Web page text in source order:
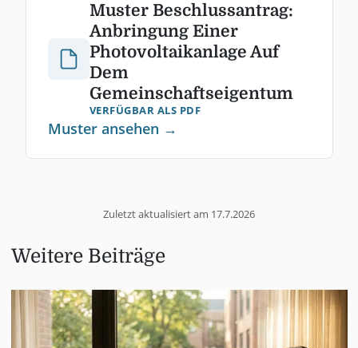
Muster Beschlussantrag:
Anbringung Einer
Photovoltaikanlage Auf
Dem
Gemeinschaftseigentum
VERFÜGBAR ALS PDF
Muster ansehen →
Zuletzt aktualisiert am 17.7.2026
Weitere Beiträge